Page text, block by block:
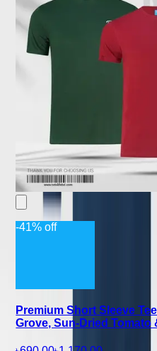
-41% off
Premium Short Sleeve
Grove, Sun-Dried Tomato